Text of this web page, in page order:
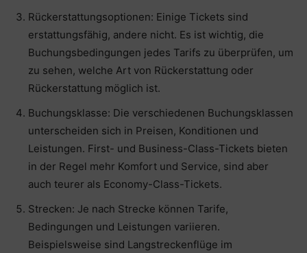
Rückerstattungsoptionen: Einige Tickets sind
erstattungsfähig, andere nicht. Es ist wichtig, die
Buchungsbedingungen jedes Tarifs zu überprüfen, um
zu sehen, welche Art von Rückerstattung oder
Rückerstattung möglich ist.
Buchungsklasse: Die verschiedenen Buchungsklassen
unterscheiden sich in Preisen, Konditionen und
Leistungen. First- und Business-Class-Tickets bieten
in der Regel mehr Komfort und Service, sind aber
auch teurer als Economy-Class-Tickets.
Strecken: Je nach Strecke können Tarife,
Bedingungen und Leistungen variieren.
Beispielsweise sind Langstreckenflüge im